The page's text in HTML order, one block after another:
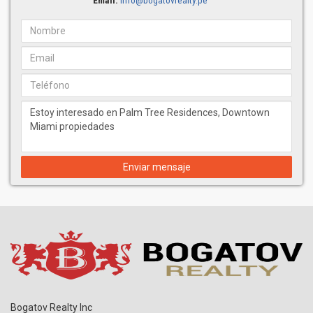
La arquitectura y el diseño de interiores han sido desarrollados
íntegramente por Kobi Karp Architecture & Interior Design, uno de
los estudios más prolíficos en el ámbito de la vivienda de lujo en
Miami.
La firma ha diseñado tanto la forma de la torre como los interiores
de la misma, una autoría unificada que elimina las lagunas de
coordinación propias de los casos en los que los equipos de
arquitectos y diseñadores de interiores trabajan de forma
independiente.
El edificio y la arquitectura
Elevándose 37 pisos sobre Park West, Palm Tree Residences
ofrecen vistas permanentes del horizonte de Miami; los balcones
privados en cada planta amplían el espacio habitable hacia el
exterior, y desde las plantas superiores se disfruta de una vista
panorámica de toda la ciudad, desde Brickell al sur hasta
Enviar mensaje
Bogatov Realty Inc